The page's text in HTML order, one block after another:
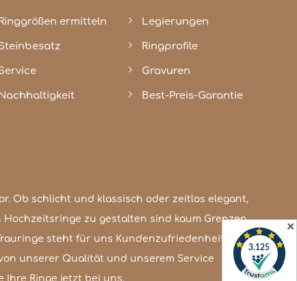
Ringgrößen ermitteln Legierungen
Ringprofile
Gravuren
Nachhaltigkeit Best-Preis-Garantie
Ihre Ringe jetzt bei uns.
✕